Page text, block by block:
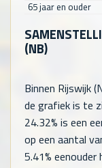
65 jaar en ouder
(NB)
Binnen Rijswijk
de grafiek is te
24.32% is een
op een aantal
5.41%